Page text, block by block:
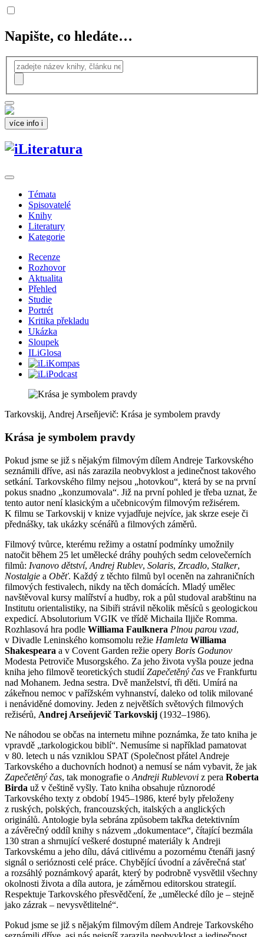
Napište, co hledáte…
více info i
Témata
Spisovatelé
Knihy
Literatury
Kategorie
Recenze
Rozhovor
Aktualita
Přehled
Studie
Portrét
Kritika překladu
Ukázka
Sloupek
ILiGlosa
Tarkovskij, Andrej Arseňjevič: Krása je symbolem pravdy
Krása je symbolem pravdy
Pokud jsme se již s nějakým filmovým dílem Andreje Tarkovského
seznámili dříve, asi nás zarazila neobvyklost a jedinečnost takového
setkání. Tarkovského filmy nejsou „hotovkou“, která by se na první
pokus snadno „konzumovala“. Již na první pohled je třeba uznat, že
tento autor není klasickým a učebnicovým filmovým režisérem.
K filmu se Tarkovskij v knize vyjadřuje nejvíce, jak skrze eseje či
přednášky, tak ukázky scénářů a filmových záměrů.
Filmový tvůrce, kterému režimy a ostatní podmínky umožnily
natočit během 25 let umělecké dráhy pouhých sedm celovečerních
filmů: Ivanovo dětství, Andrej Rublev, Solaris, Zrcadlo, Stalker,
Nostalgie a Oběť. Každý z těchto filmů byl oceněn na zahraničních
filmových festivalech, nikdy na těch domácích. Mladý umělec
navštěvoval kursy malířství a hudby, rok a půl studoval arabštinu na
Institutu orientalistiky, na Sibiři strávil několik měsíců s geologickou
expedicí. Absolutorium VGIK ve třídě Michaila Iljiče Romma.
Rozhlasová hra podle Williama Faulknera Plnou parou vzad,
v Divadle Leninského komsomolu režie Hamleta Williama
Shakespeara a v Covent Garden režie opery Boris Godunov
Modesta Petroviče Musorgského. Za jeho života vyšla pouze jedna
kniha jeho filmově teoretických studiíZapečetěný čas ve Frankfurtu
nad Mohanem. Jedna sestra. Dvě manželství, tři děti. Umírá na
zákeřnou nemoc v pařížském vyhnanství, daleko od tolik milované
i nenáviděné domoviny. Jeden z největších světových filmových
režisérů, Andrej Arseňjevič Tarkovskij (1932–1986).
Ne náhodou se občas na internetu mihne poznámka, že tato kniha je
vpravdě „tarkologickou biblí“. Nemusíme si například pamatovat
v 80. letech u nás vzniklou SPAT (Společnost přátel Andreje
Tarkovského a duchovních hodnot) a nemusí se nám vybavit, že jak
Zapečetěný čas, tak monografie o Andreji Rublevovi z pera Roberta
Birda už v češtině vyšly. Tato kniha obsahuje různorodé
Tarkovského texty z období 1945–1986, které byly přeloženy
z ruských, polských, francouzských, italských a anglických
originálů. Antologie byla sebrána způsobem takřka detektivním
a závěrečný oddíl knihy s názvem „dokumentace“, čítající bezmála
130 stran a shrnující veškeré dostupné materiály k Andreji
Tarkovskému a jeho dílu, dává citlivému a pozornému čtenáři jasný
signál o serióznosti celé práce. Chybějící úvodní a závěrečná stať
a rozsáhlý poznámkový aparát, který by podrobně vysvětlil všechny
okolnosti života a díla autora, je záměrnou editorskou strategií.
Respektuje Tarkovského přesvědčení, že „umělecké dílo je – stejně
jako zázrak – nevysvětlitelné“.
Pokud jsme se již s nějakým filmovým dílem Andreje Tarkovského